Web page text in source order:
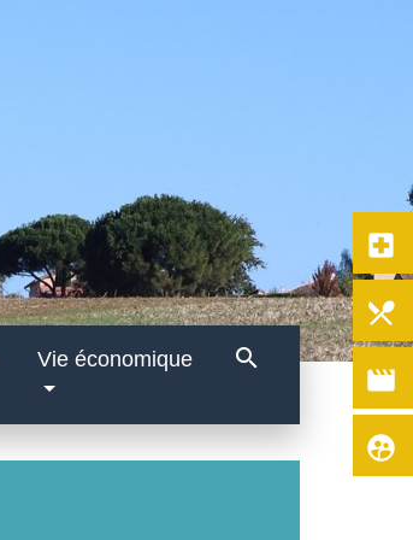
Vie économique search
local_hospital
local_dining
movie
supervised_user_circle